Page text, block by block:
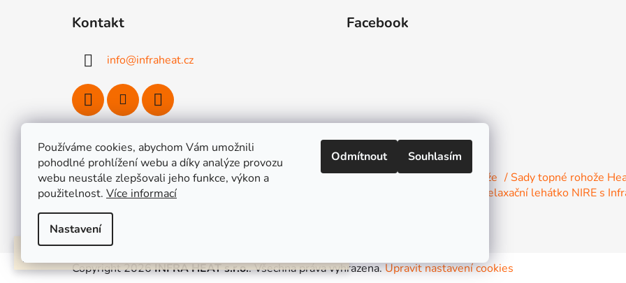
Používáme cookies, abychom Vám umožnili
pohodlné prohlížení webu a díky analýze provozu
webu neustále zlepšovali jeho funkce, výkon a
použitelnost. Více informací
Nastavení
Odmítnout Souhlasím
Lepší cena jinde nebo větší objednávka? Připravíme Vám výhodnou nabídku na
míru !
Kontakt
info@infraheat.cz
Facebook
Topné fólie HEAT DECOR Sady topných fólií s konektory a kabeláž Topné rohože / Sady topné rohože
/ Relaxační lehátko NIRE s
Copyright 2026INFRA HEAT s.r.o.. Všechna práva vyhrazena.Upravit nastavení cookies